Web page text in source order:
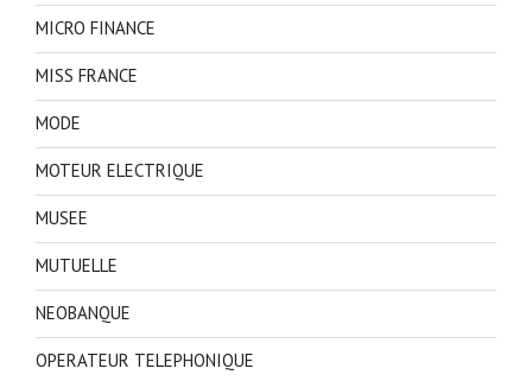
MICRO FINANCE
MISS FRANCE
MODE
MOTEUR ELECTRIQUE
MUSEE
MUTUELLE
NEOBANQUE
OPERATEUR TELEPHONIQUE